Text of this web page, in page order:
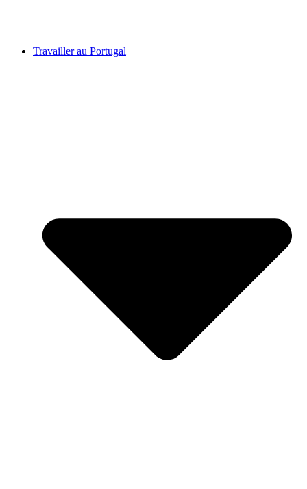
Travailler au Portugal